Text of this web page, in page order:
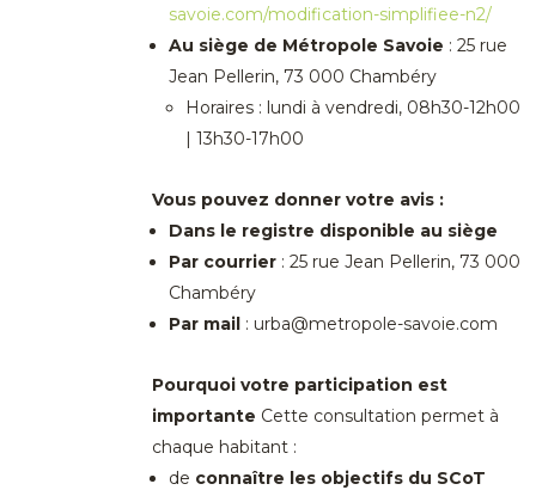
savoie.com/modification-simplifiee-n2/
Au siège de Métropole Savoie : 25 rue
Jean Pellerin, 73 000 Chambéry
Horaires : lundi à vendredi, 08h30-12h00
| 13h30-17h00
Vous pouvez donner votre avis :
Dans le registre disponible au siège
Par courrier : 25 rue Jean Pellerin, 73 000
Chambéry
Par mail : urba@metropole-savoie.com
Pourquoi votre participation est
importante Cette consultation permet à
chaque habitant :
de connaître les objectifs du SCoT